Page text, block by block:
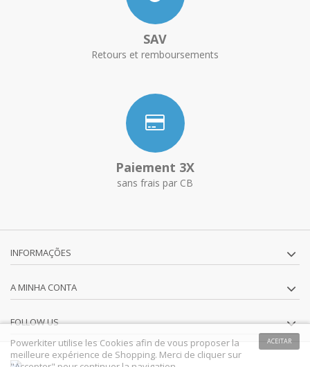
SAV
Retours et remboursements
Paiement 3X
sans frais par CB
INFORMAÇÕES
A MINHA CONTA
FOLLOW US
ACEITAR
Powerkiter utilise les Cookies afin de vous proposer la
meilleure expérience de Shopping. Merci de cliquer sur